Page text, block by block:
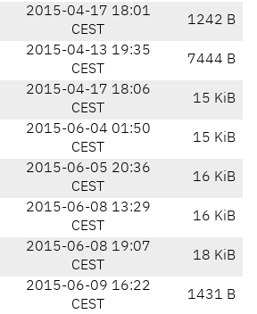
2015-04-17 18:01
CEST
1242 B
2015-04-13 19:35
CEST
7444 B
2015-04-17 18:06
CEST
15 KiB
2015-06-04 01:50
CEST
15 KiB
2015-06-05 20:36
CEST
16 KiB
2015-06-08 13:29
CEST
16 KiB
2015-06-08 19:07
CEST
18 KiB
2015-06-09 16:22
CEST
1431 B